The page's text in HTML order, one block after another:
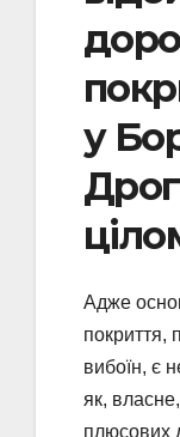
у
Адже
покриття,
вибоїн, є
як,
плюсових